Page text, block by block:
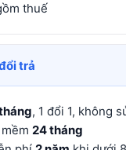
thuế
trả
, 1 đổi 1, không
24 tháng